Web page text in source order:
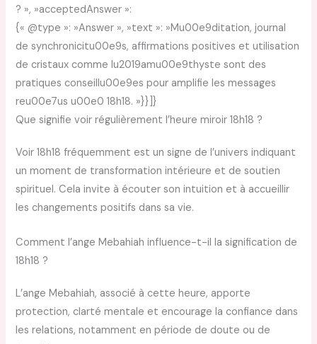
? », »acceptedAnswer »:
{« @type »: »Answer », »text »: »Mu00e9ditation, journal
de synchronicitu00e9s, affirmations positives et utilisation
de cristaux comme lu2019amu00e9thyste sont des
pratiques conseillu00e9es pour amplifie les messages
reu00e7us u00e0 18h18. »}}]}
Que signifie voir régulièrement l’heure miroir 18h18 ?
Voir 18h18 fréquemment est un signe de l’univers indiquant
un moment de transformation intérieure et de soutien
spirituel. Cela invite à écouter son intuition et à accueillir
les changements positifs dans sa vie.
Comment l’ange Mebahiah influence-t-il la signification de
18h18 ?
L’ange Mebahiah, associé à cette heure, apporte
protection, clarté mentale et encourage la confiance dans
les relations, notamment en période de doute ou de